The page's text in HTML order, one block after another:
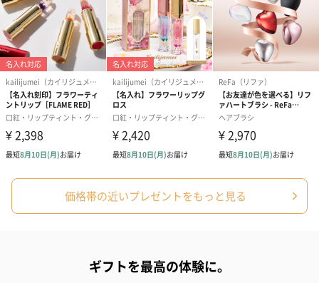
アールグレイ（HAPPY
BIRTHDAY TO YOU）
（660円）
アールグレイティー
（660円）
フルーツティ
円）
価格帯の近いプレゼントをもっと見る
ギフトを最高の体験に。